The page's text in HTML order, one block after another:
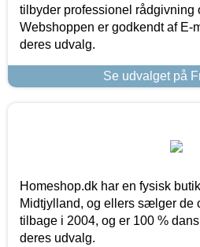
tilbyder professionel rådgivning
Webshoppen er godkendt af E-
deres udvalg.
Se udvalget på
Homeshop.dk har en fysisk
Midtjylland, og ellers sælger de
tilbage i 2004, og er 100 %
deres udvalg.